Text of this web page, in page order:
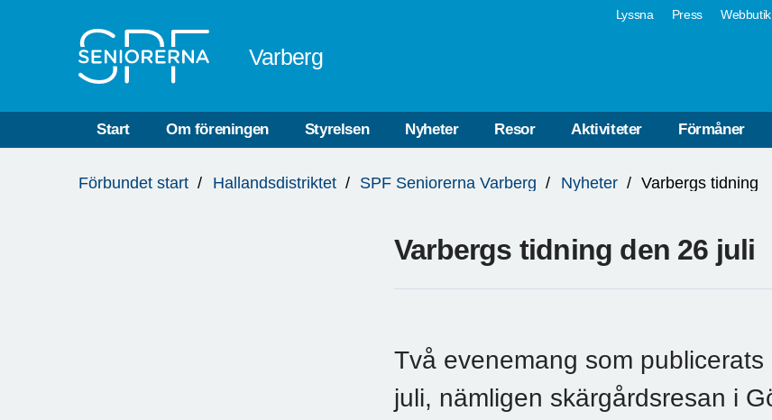
Lyssna Press Webbutik
Varberg
Start Om föreningen Styrelsen Nyheter Resor Aktiviteter Förmåner
är
Förbundet start Hallandsdistriktet SPF Seniorerna Varberg Nyheter Varbergs tidning
Varbergs tidning den 26 juli
Två evenemang som
juli, nämligen skärgårdsresan i